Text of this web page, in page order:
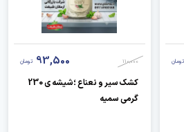
تومان 110,000
93,500 تومان
کشک سیر و نعناع ؛شیشه ی 230
گرمی سمیه